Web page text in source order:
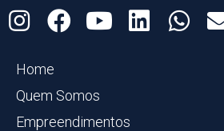
Home
Quem Somos
Empreendimentos